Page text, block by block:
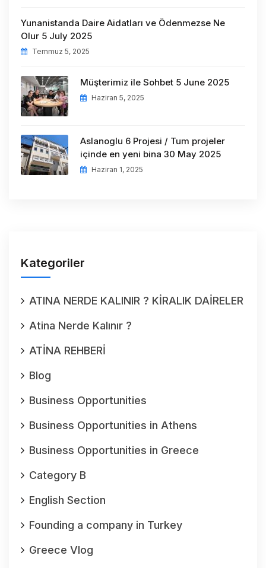
Yunanistanda Daire Aidatları ve Ödenmezse Ne
Olur 5 July 2025
Temmuz 5, 2025
Müşterimiz ile Sohbet 5 June 2025
Haziran 5, 2025
Aslanoglu 6 Projesi / Tum projeler
içinde en yeni bina 30 May 2025
Haziran 1, 2025
Kategoriler
ATINA NERDE KALINIR ? KİRALIK DAİRELER
Atina Nerde Kalınır ?
ATİNA REHBERİ
Blog
Business Opportunities
Business Opportunities in Athens
Business Opportunities in Greece
Category B
English Section
Founding a company in Turkey
Greece Vlog